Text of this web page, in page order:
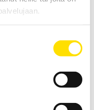
mittauskalvo (A4-